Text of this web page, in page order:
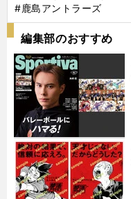
#鹿島アントラーズ
編集部のおすすめ